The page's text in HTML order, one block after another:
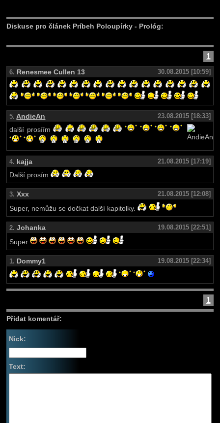
Diskuse pro článek Príbeh Poloupírky - Prológ:
1
6. Renesmee Cullen 13 30.08.2015 [10:59]
5. AndieAn
23.08.2015 [18:33]
další prosíím
4. kajja
21.08.2015 [17:19]
Další prosím
3. Xxx
21.08.2015 [12:08]
Super, nemůžu se dočkat další kapitolky.
2. Johanka
19.08.2015 [22:51]
Super
1. Dommy1 19.08.2015 [22:34]
1
Přidat komentář:
Nick:
Text: